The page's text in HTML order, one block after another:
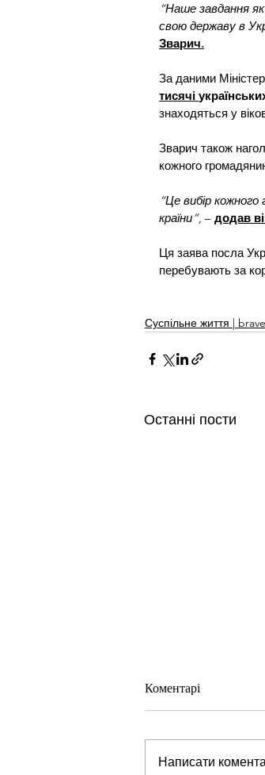
“Наше завдання
свою державу в
Зварич.
За даними
тисячі
знаходяться у
Зварич також
кожного
“Це вибір
країни”, – додав
Ця заява посла
перебувають за
Суспільне життя |
Останні пости
Коментарі
Написати